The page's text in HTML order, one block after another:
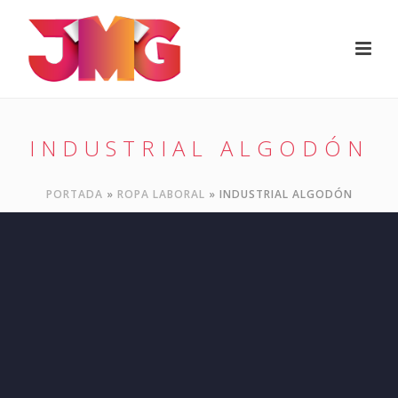
INDUSTRIAL ALGODÓN
PORTADA » ROPA LABORAL » INDUSTRIAL ALGODÓN